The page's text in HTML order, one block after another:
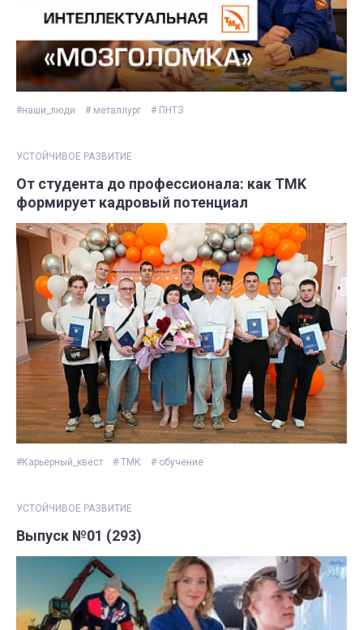
#наши_люди # металлург # ПНТЗ
УСТОЙЧИВОЕ РАЗВИТИЕ
От студента до профессионала: как TMK
формирует кадровый потенциал
#Карьерный_квест # ТМК # обучение
УСТОЙЧИВОЕ РАЗВИТИЕ
Выпуск №01 (293)